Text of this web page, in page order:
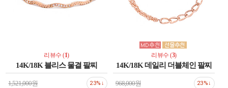
리뷰수 (1)
14K/18K 블리스 물결 팔찌
1,521,000원 23%↓
리뷰수 (3)
14K/18K 데일리 더블체인 팔찌
968,000원 23%↓